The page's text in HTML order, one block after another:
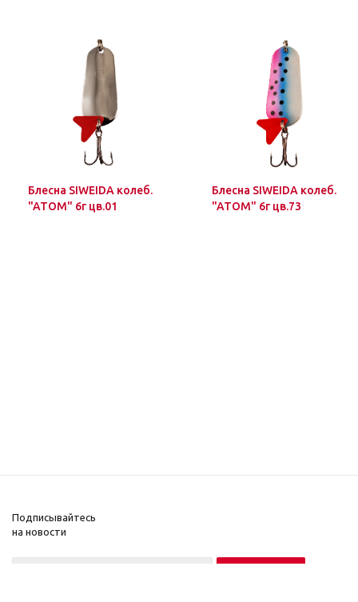
Блесна SIWEIDA колеб.
"ATOM" 6г цв.01
Блесна SIWEIDA колеб.
"ATOM" 6г цв.73
Подписывайтесь
на новости